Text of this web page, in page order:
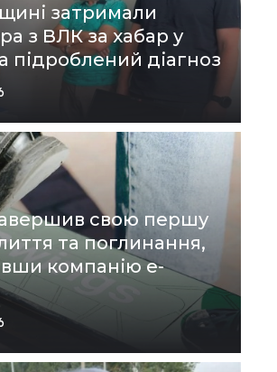
затримали
з ВЛК за хабар у
підроблений діагноз
свою першу
та поглинання,
компанію e-